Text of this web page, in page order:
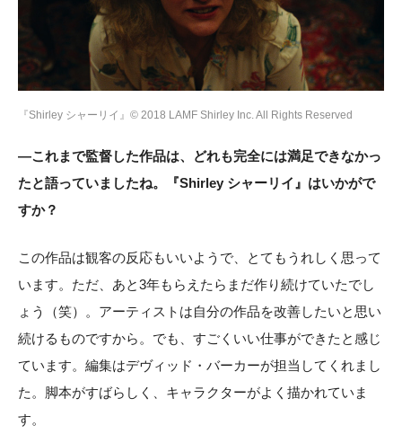
『Shirley シャーリイ』© 2018 LAMF Shirley Inc. All Rights Reserved
―これまで監督した作品は、どれも完全には満足できなかっ
たと語っていましたね。『Shirley シャーリイ』はいかがで
すか？
この作品は観客の反応もいいようで、とてもうれしく思って
います。ただ、あと3年もらえたらまだ作り続けていたでし
ょう（笑）。アーティストは自分の作品を改善したいと思い
続けるものですから。でも、すごくいい仕事ができたと感じ
ています。編集はデヴィッド・バーカーが担当してくれまし
た。脚本がすばらしく、キャラクターがよく描かれていま
す。